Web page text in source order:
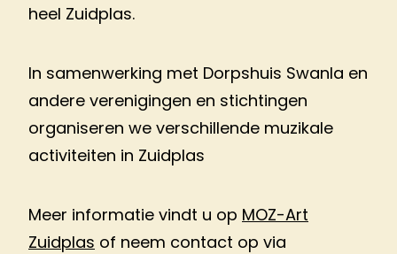
heel Zuidplas.
In samenwerking met Dorpshuis Swanla en
andere verenigingen en stichtingen
organiseren we verschillende muzikale
activiteiten in Zuidplas
Meer informatie vindt u op MOZ-Art
Zuidplas of neem contact op via